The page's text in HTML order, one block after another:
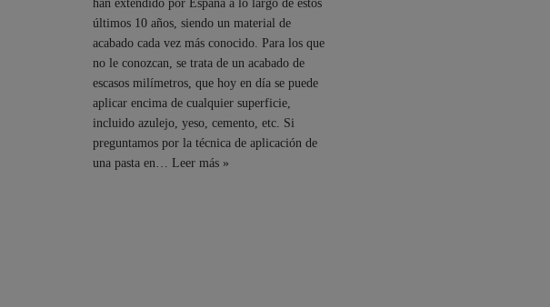
han extendido por España a lo largo de estos
últimos 10 años, siendo un material de
acabado cada vez más conocido. Para los que
no le conozcan, se trata de un acabado de
escasos milímetros, que hoy en día se puede
aplicar encima de cualquier superficie,
incluido azulejo, yeso, cemento, etc. Si
preguntamos por la técnica de aplicación de
una pasta en… Leer más »